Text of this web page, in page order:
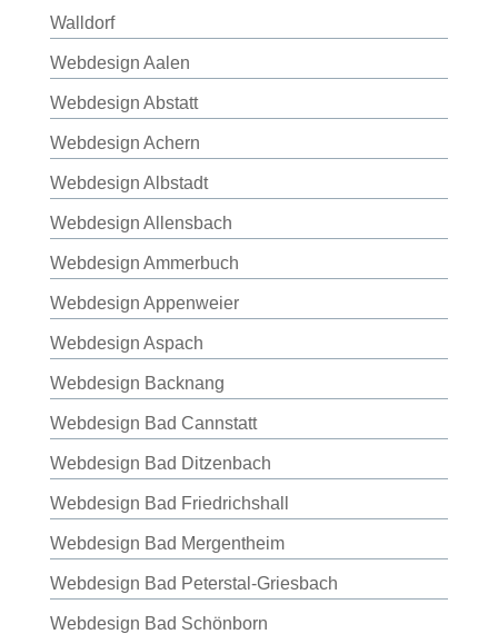
Walldorf
Webdesign Aalen
Webdesign Abstatt
Webdesign Achern
Webdesign Albstadt
Webdesign Allensbach
Webdesign Ammerbuch
Webdesign Appenweier
Webdesign Aspach
Webdesign Backnang
Webdesign Bad Cannstatt
Webdesign Bad Ditzenbach
Webdesign Bad Friedrichshall
Webdesign Bad Mergentheim
Webdesign Bad Peterstal-Griesbach
Webdesign Bad Schönborn